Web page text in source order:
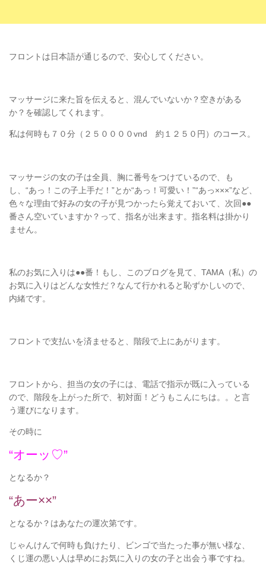
フロントは日本語が通じるので、安心してください。
マッサージに来た旨を伝えると、混んでいないか？空きがある
か？を確認してくれます。
私は何時も７０分（２５００００vnd 約１２５０円）のコース。
マッサージの女の子は全員、胸に番号をつけているので、も
し、“あっ！この子上手だ！”とか“あっ！可愛い！”“あっ×××”など、
色々な理由で好みの女の子が見つかったら覚えておいて、次回●●
番さん空いていますか？って、指名が出来ます。指名料は掛かり
ません。
私のお気に入りは●●番！もし、このブログを見て、TAMA（私）の
お気に入りはどんな女性だ？なんて行かれると恥ずかしいので、
内緒です。
フロントで支払いを済ませると、階段で上にあがります。
フロントから、担当の女の子には、電話で指示が既に入っている
ので、階段を上がった所で、初対面！どうもこんにちは。。と言
う運びになります。
その時に
“オーッ♡”
となるか？
“あー××”
となるか？はあなたの運次第です。
じゃんけんで何時も負けたり、ビンゴで当たった事が無い様な、
くじ運の悪い人は早めにお気に入りの女の子と出会う事ですね。